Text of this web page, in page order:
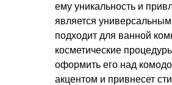
ему уникальность и
является
подходит для ванной
косметические
оформить его над
акцентом и привнесет